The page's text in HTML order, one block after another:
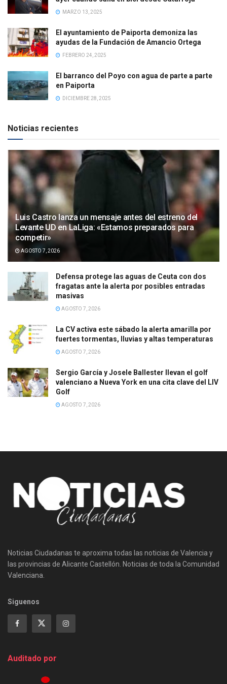
MARZO 13, 2025
El ayuntamiento de Paiporta demoniza las
ayudas de la Fundación de Amancio Ortega
FEBRERO 24, 2025
El barranco del Poyo con agua de parte a parte
en Paiporta
DICIEMBRE 28, 2025
Noticias recientes
Luis Castro lanza un mensaje antes del estreno del
Levante UD en LaLiga: «Estamos preparados para
competir»
AGOSTO 7, 2026
Defensa protege las aguas de Ceuta con dos
fragatas ante la alerta por posibles entradas
masivas
AGOSTO 7, 2026
La CV activa este sábado la alerta amarilla por
fuertes tormentas, lluvias y altas temperaturas
AGOSTO 7, 2026
Sergio García y Josele Ballester llevan el golf
valenciano a Nueva York en una cita clave del LIV
Golf
AGOSTO 7, 2026
Noticias Ciudadanas te aproxima todas las noticias de Valencia y
las provincias de Alicante Castellón. Noticias de toda la Comunidad
Valenciana.
Siguenos
Auditado por